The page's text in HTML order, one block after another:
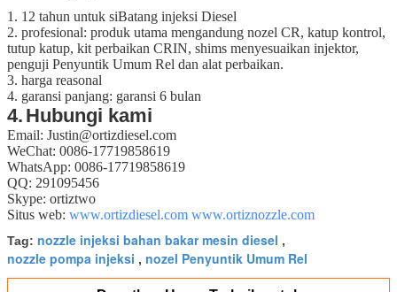
1. 12 tahun untuk siBatang injeksi Diesel
2. profesional: produk utama mengandung nozel CR, katup kontrol,
tutup katup, kit perbaikan CRIN, shims menyesuaikan injektor,
penguji Penyuntik Umum Rel dan alat perbaikan.
3. harga reasonal
4. garansi panjang: garansi 6 bulan
4. Hubungi kami
Email: Justin@ortizdiesel.com
WeChat: 0086-17719858619
WhatsApp: 0086-17719858619
QQ: 291095456
Skype: ortiztwo
Situs web: www.ortizdiesel.com www.ortiznozzle.com
Tag: nozzle injeksi bahan bakar mesin diesel ,
nozzle pompa injeksi , nozel Penyuntik Umum Rel